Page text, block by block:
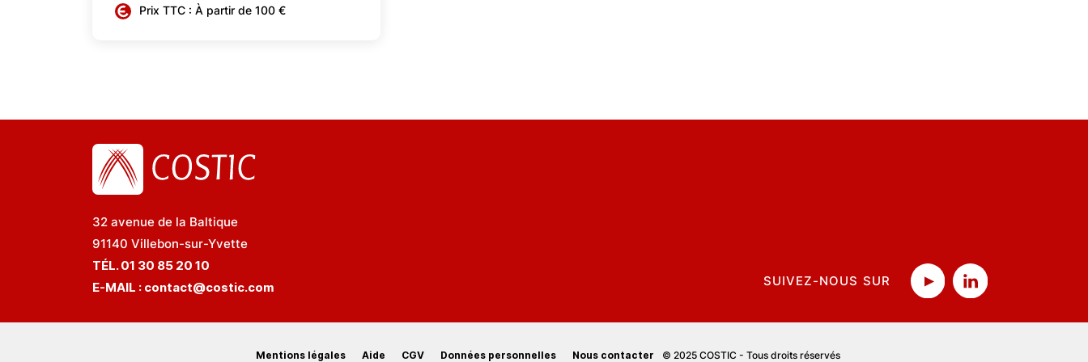
Prix TTC : À partir de 100 €
32 avenue de la Baltique
91140 Villebon-sur-Yvette
TÉL. 01 30 85 20 10
E-MAIL : contact@costic.com SUIVEZ-NOUS SUR
Mentions légales Aide CGV Données personnelles Nous contacter © 2025 COSTIC - Tous droits réservés